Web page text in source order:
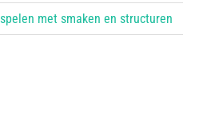
met smaken en structuren